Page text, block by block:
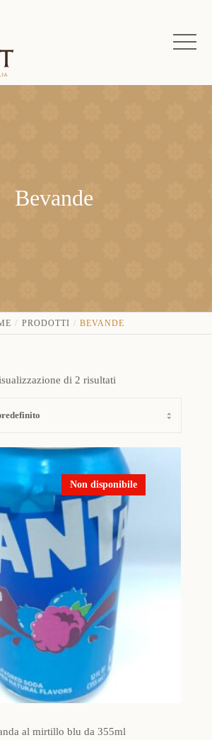
Bevande
PRODOTTI BEVANDE
di 2 risultati
al mirtillo blu da 355ml
Non disponibile